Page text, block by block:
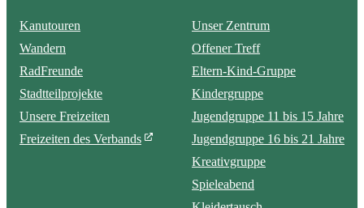
Kanutouren
Wandern
RadFreunde
Stadtteilprojekte
Unsere Freizeiten
Freizeiten des Verbands
Unser Zentrum
Offener Treff
Eltern-Kind-Gruppe
Kindergruppe
Jugendgruppe 11 bis 15 Jahre
Jugendgruppe 16 bis 21 Jahre
Kreativgruppe
Spieleabend